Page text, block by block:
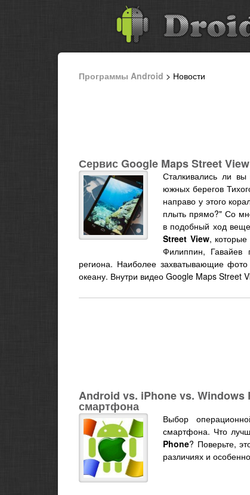
Программы Android > Новости
Сервис Google Maps Street
Сталкивались ли
южных берегов
направо у этого
плыть прямо?" Со
в подобный ход
Street View, которые
Филиппин,
региона. Наиболее захватывающие
океану. Внутри видео Google Maps Street
Android vs. iPhone vs.
смартфона
Выбор
смартфона. Что
Phone? Поверьте,
различиях и